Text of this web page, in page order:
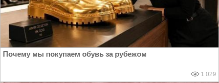
Почему мы покупаем обувь за рубежом
1 029